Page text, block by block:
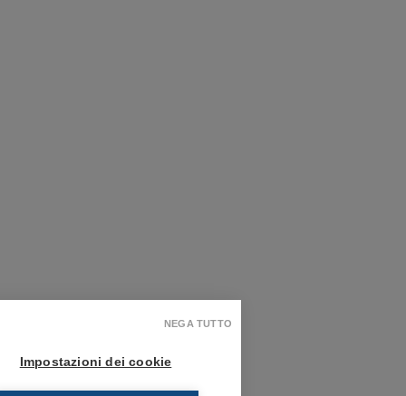
Impostazioni dei cookie
NEGA TUTTO